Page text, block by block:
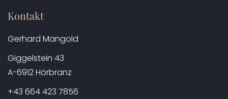
Kontakt
Gerhard Mangold
Giggelstein 43
A-6912 Hörbranz
+43 664 423 7856